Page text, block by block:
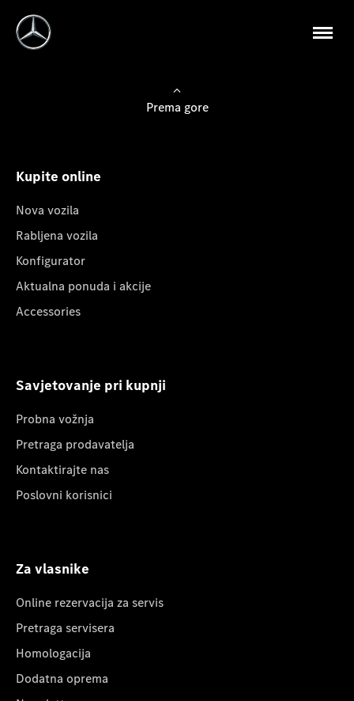
Prema gore
Kupite online
Nova vozila
Rabljena vozila
Konfigurator
Aktualna ponuda i akcije
Accessories
Savjetovanje pri kupnji
Probna vožnja
Pretraga prodavatelja
Kontaktirajte nas
Poslovni korisnici
Za vlasnike
Online rezervacija za servis
Pretraga servisera
Homologacija
Dodatna oprema